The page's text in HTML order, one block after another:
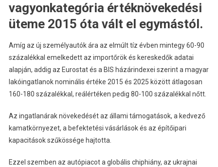
vagyonkategória értéknövekedési
üteme 2015 óta vált el egymástól.
Amíg az új személyautók ára az elmúlt tíz évben mintegy 60-90
százalékkal emelkedett az importőrök és kereskedők adatai
alapján, addig az Eurostat és a BIS házárindexei szerint a magyar
lakóingatlanok nominális értéke 2015 és 2025 között átlagosan
160-180 százalékkal, reálértéken pedig 80-100 százalékkal nőtt.
Az ingatlanárak növekedését az állami támogatások, a kedvező
kamatkörnyezet, a befektetési vásárlások és az építőipari
kapacitások szűkössége hajtotta.
Ezzel szemben az autópiacot a globális chiphiány, az ukrajnai